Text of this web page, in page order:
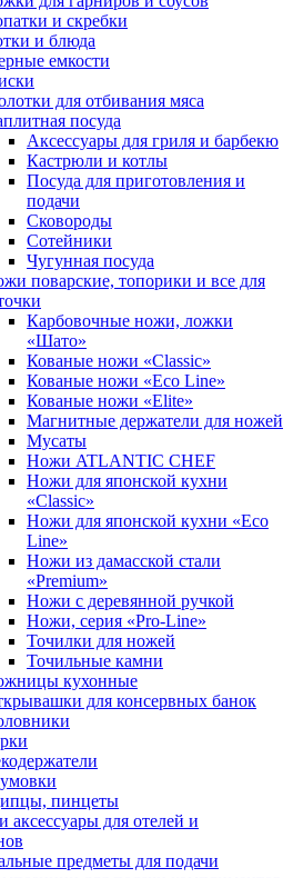
и скребки
и блюда
емкости
для отбивания мяса
посуда
Аксессуары для гриля и барбекю
Кастрюли и котлы
Посуда для приготовления и
подачи
Сковороды
Сотейники
Чугунная посуда
поварские, топорики и все для
Карбовочные ножи, ложки
«Шато»
Кованые ножи «Classic»
Кованые ножи «Eco Line»
Кованые ножи «Elite»
Магнитные держатели для ножей
Мусаты
Ножи ATLANTIC CHEF
Ножи для японской кухни
«Classic»
Ножи для японской кухни «Eco
Line»
Ножи из дамасской стали
«Premium»
Ножи с деревянной ручкой
Ножи, серия «Pro-Line»
Точилки для ножей
Точильные камни
кухонные
для консервных банок
пинцеты
аксессуары для отелей и
предметы для подачи